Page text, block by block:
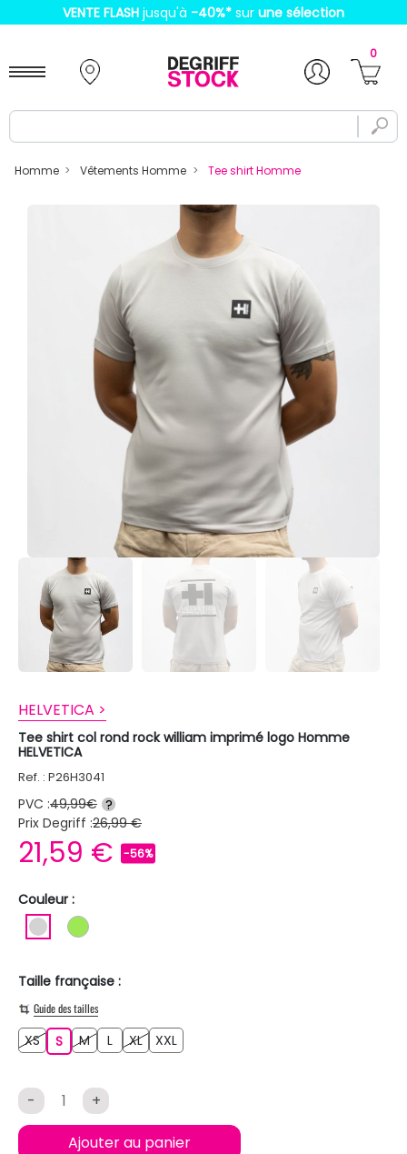
VENTE FLASH jusqu'à -40%* sur une sélection
0
Homme Vêtements Homme Tee shirt Homme
HELVETICA >
Tee shirt col rond rock william imprimé logo Homme
HELVETICA
Ref. : P26H3041
PVC :49,99€ ?
Prix Degriff :26,99 €
21,59 € -56%
Couleur :
GRIS CLAIRVERT CLAIR
Taille française :
Guide des tailles
XSXS SS MM L XLXL XXL
- +
Ajouter au panier